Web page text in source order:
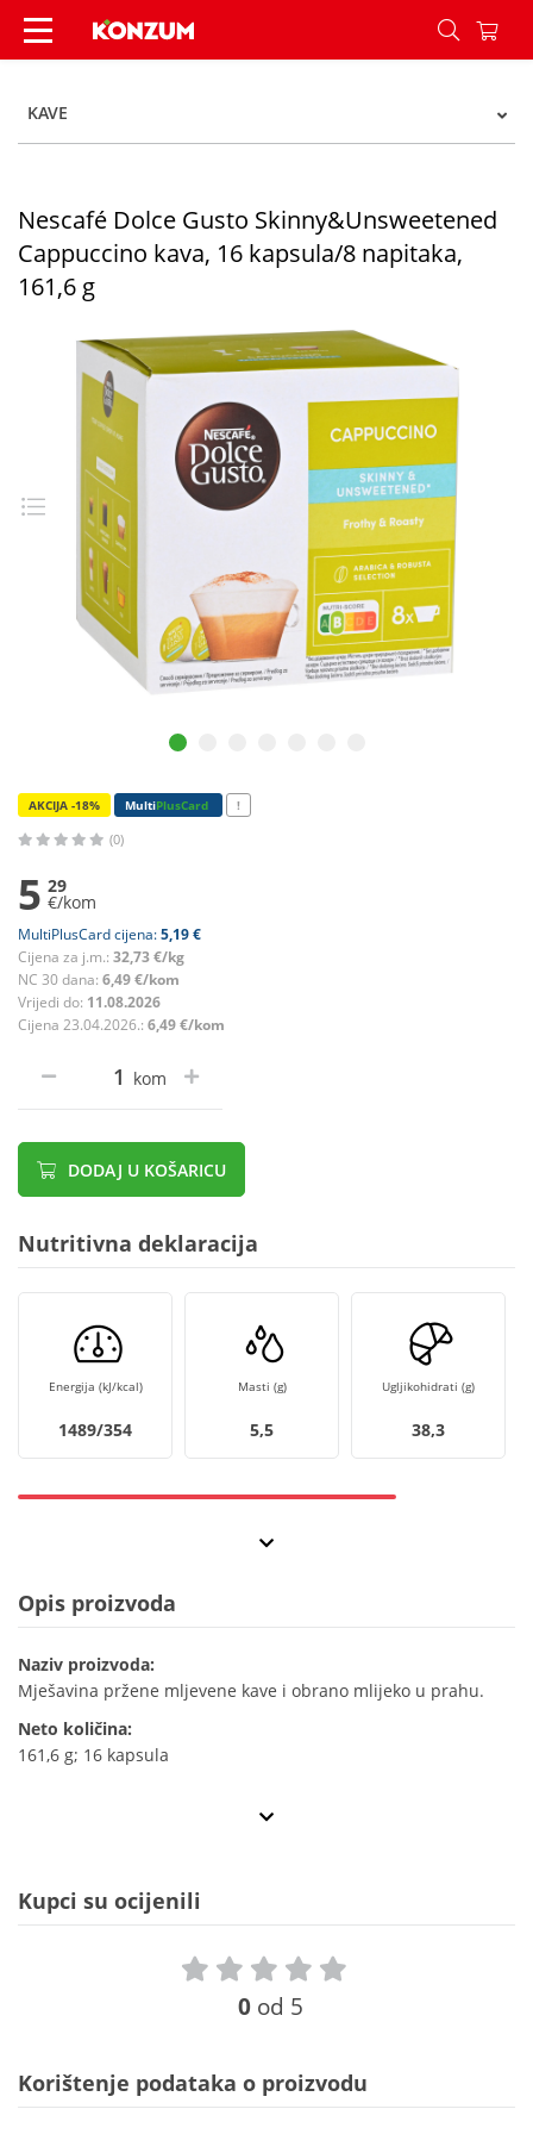
Nescafé Dolce Gusto Skinny&Unsweetened
KAVE
Nescafé Dolce Gusto Skinny&Unsweetened
Cappuccino kava, 16 kapsula/8 napitaka,
161,6 g
AKCIJA -18% MultiPlusCard !
(0)
5 29
€/kom
MultiPlusCard cijena:5,19 €
Cijena za j.m.: 32,73 €/kg
NC 30 dana: 6,49 €/kom
Vrijedi do: 11.08.2026
Cijena 23.04.2026.: 6,49 €/kom
kom
DODAJ U KOŠARICU
Nutritivna deklaracija
Energija (kJ/kcal)
1489/354
Masti (g)
5,5
Ugljikohidrati (g)
38,3
Opis proizvoda
Naziv proizvoda:
Mješavina pržene mljevene kave i obrano mlijeko u prahu.
Neto količina:
161,6 g; 16 kapsula
Kupci su ocijenili
0 od 5
Korištenje podataka o proizvodu